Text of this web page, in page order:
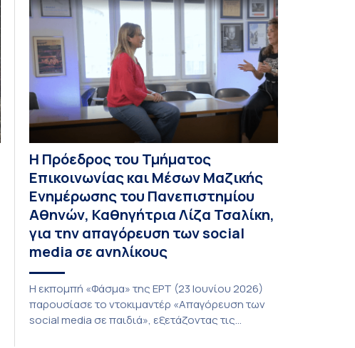
Η Πρόεδρος του Τμήματος
Επικοινωνίας και Μέσων Μαζικής
Ενημέρωσης του Πανεπιστημίου
Αθηνών, Καθηγήτρια Λίζα Τσαλίκη,
για την απαγόρευση των social
media σε ανηλίκους
Η εκπομπή «Φάσμα» της ΕΡΤ (23 Ιουνίου 2026)
παρουσίασε το ντοκιμαντέρ «Απαγόρευση των
social media σε παιδιά», εξετάζοντας τις